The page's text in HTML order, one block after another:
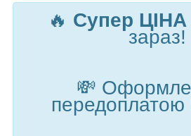
🔥 Супер ЦІНА
зараз!
💸
передоплатою